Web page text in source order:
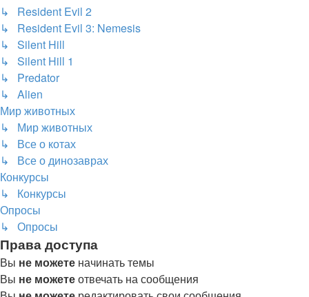
↳ Resident Evil 2
↳ Resident Evil 3: Nemesis
↳ Silent Hill
↳ Silent Hill 1
↳ Predator
↳ Alien
Мир животных
↳ Мир животных
↳ Все о котах
↳ Все о динозаврах
Конкурсы
↳ Конкурсы
Опросы
↳ Опросы
Права доступа
Вы не можете начинать темы
Вы не можетеотвечать на сообщения